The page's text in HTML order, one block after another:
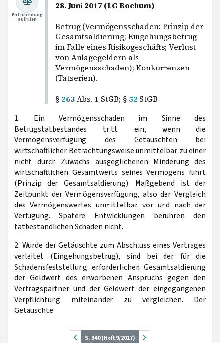
28. Juni 2017 (LG Bochum)
Betrug (Vermögensschaden: Prinzip der
Gesamtsaldierung; Eingehungsbetrug
im Falle eines Risikogeschäfts; Verlust
von Anlagegeldern als
Vermögensschaden); Konkurrenzen
(Tatserien).
§ 263Abs. 1 StGB; § 52 StGB
Entscheidung
aufrufen
1. Ein Vermögensschaden im Sinne des
Betrugstatbestandes tritt ein, wenn die
Vermögensverfügung des Getäuschten bei
wirtschaftlicher Betrachtungsweise unmittelbar zu einer
nicht durch Zuwachs ausgeglichenen Minderung des
wirtschaftlichen Gesamtwerts seines Vermögens führt
(Prinzip der Gesamtsaldierung). Maßgebend ist der
Zeitpunkt der Vermögensverfügung, also der Vergleich
des Vermögenswertes unmittelbar vor und nach der
Verfügung. Spätere Entwicklungen berühren den
tatbestandlichen Schaden nicht.
2. Wurde der Getäuschte zum Abschluss eines Vertrages
verleitet (Eingehungsbetrug), sind bei der für die
Schadensfeststellung erforderlichen Gesamtsaldierung
der Geldwert des erworbenen Anspruchs gegen den
Vertragspartner und der Geldwert der eingegangenen
Verpflichtung miteinander zu vergleichen. Der
Getäuschte
S. 340 (Heft 9/2017)